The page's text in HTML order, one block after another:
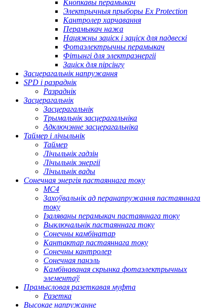
Кнопкавы перамыкач
Электрычныя прыборы Ex Protection
Кантролер харчавання
Перамыкач нажа
Нацяжны заціск і заціск для падвескі
Фотаэлектрычны перамыкач
Фітынгі для электраэнергіі
Заціск для пірсінгу
Засцерагальнік напружання
SPD і разраднік
Разраднік
Засцерагальнік
Засцерагальнік
Трымальнік засцерагальніка
Адключэнне засцерагальніка
Таймер і лічыльнік
Таймер
Лічыльнік гадзін
Лічыльнік энергіі
Лічыльнік вады
Сонечная энергія пастаяннага току
МС4
Захоўвальнік ад перанапружання пастаяннага
току
Ізаляваны перамыкач пастаяннага току
Выключальнік пастаяннага току
Сонечны камбінатар
Кантактар ​​пастаяннага току
Сонечны кантролер
Сонечная панэль
Камбінаваная скрынка фотаэлектрычных
элементаў
Прамысловая разеткавая муфта
Разетка
Высокае напружанне